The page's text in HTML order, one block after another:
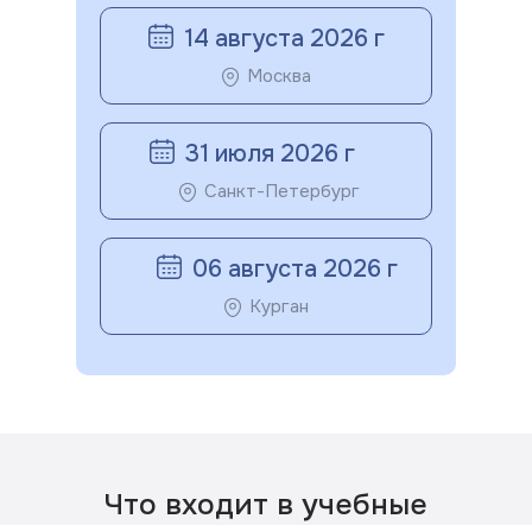
14 августа 2026 г
Москва
31 июля 2026 г
Санкт-Петербург
06 августа 2026 г
Курган
Что входит в учебные